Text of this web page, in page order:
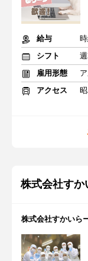
給与
シフト
雇用形態
アクセス
株式会社すか
株式会社すかいら